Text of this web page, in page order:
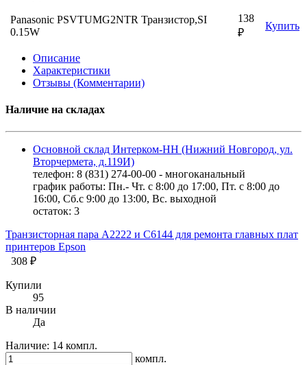
Panasonic PSVTUMG2NTR Транзистор,SI
0.15W
138
₽
Купить
Описание
Характеристики
Отзывы (Комментарии)
Наличие на складах
Основной склад Интерком-НН (Нижний Новгород, ул.
Вторчермета, д.119И)
телефон: 8 (831) 274-00-00 - многоканальный
график работы: Пн.- Чт. с 8:00 до 17:00, Пт. с 8:00 до
16:00, Сб.с 9:00 до 13:00, Вс. выходной
остаток: 3
Транзисторная пара A2222 и С6144 для ремонта главных плат
принтеров Epson
308 ₽
Купили
95
В наличии
Да
Наличие: 14 компл.
компл.